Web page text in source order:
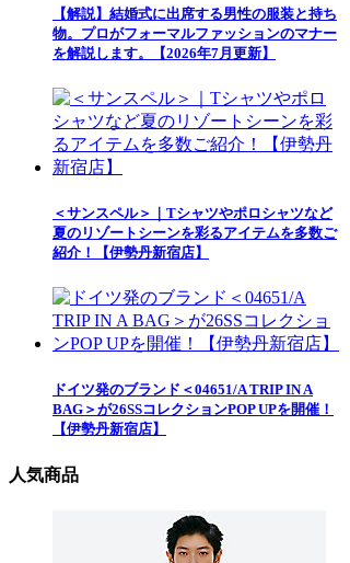
【解説】結婚式に出席する男性の服装と持ち
物。プロがフォーマルファッションのマナー
を解説します。【2026年7月更新】
＜サンスペル＞｜Tシャツやポロシャツなど
夏のリゾートシーンを彩るアイテムを多数ご
紹介！【伊勢丹新宿店】
ドイツ発のブランド＜04651/A TRIP IN A
BAG＞が26SSコレクションPOP UPを開催！
【伊勢丹新宿店】
人気商品